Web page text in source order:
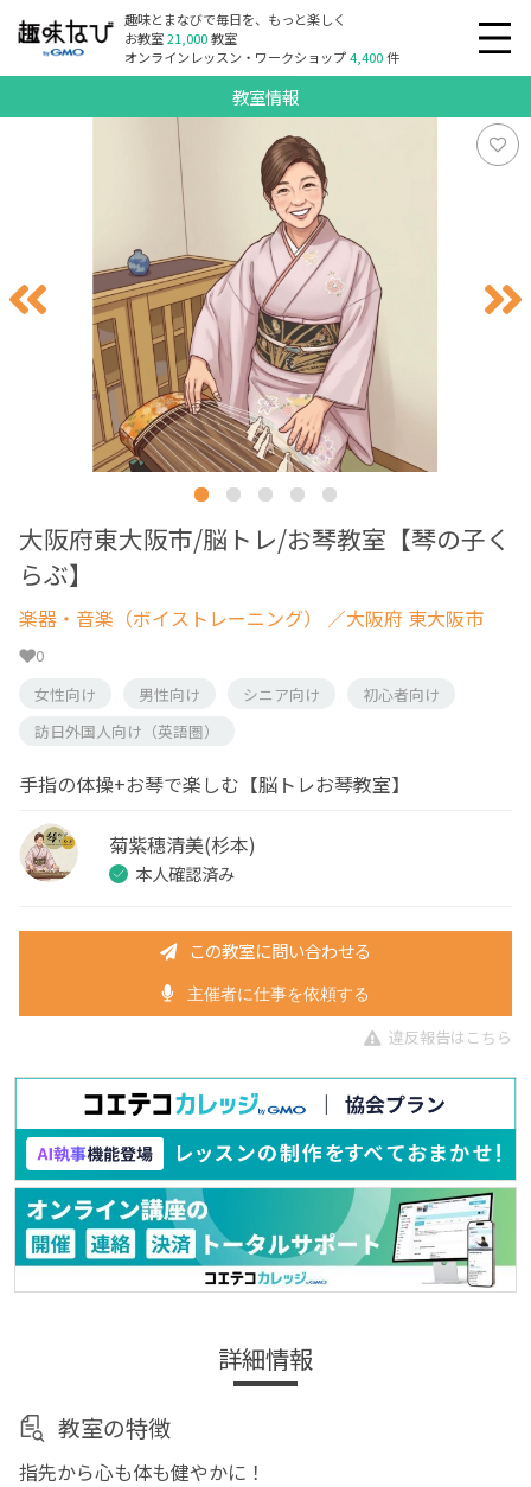
趣味とまなびで毎日を、もっと楽しく
お教室21,000教室
オンラインレッスン・ワークショップ4,400件
教室情報
大阪府東大阪市/脳トレ/お琴教室【琴の子く
らぶ】
楽器・音楽（ボイストレーニング） ／大阪府 東大阪市
0
女性向け
男性向け シニア向け
初心者向け
訪日外国人向け（英語圏）
手指の体操+お琴で楽しむ【脳トレお琴教室】
菊紫穗清美(杉本)
本人確認済み
この教室に問い合わせる
主催者に仕事を依頼する
違反報告はこちら
詳細情報
教室の特徴
指先から心も体も健やかに！